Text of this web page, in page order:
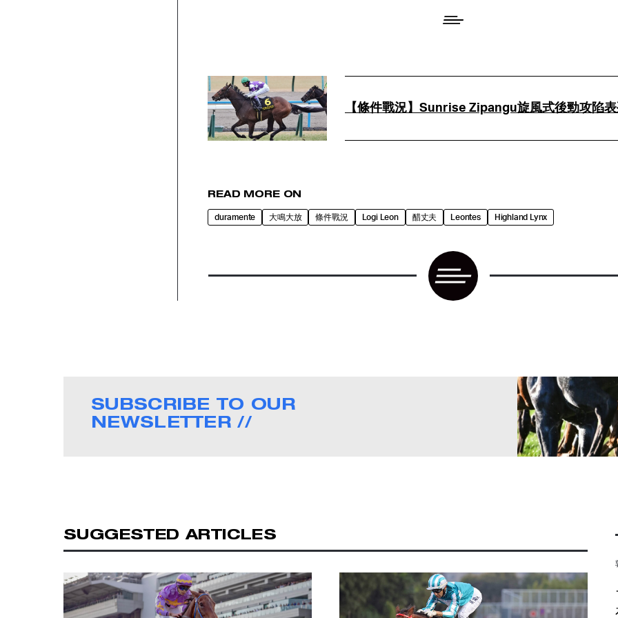
【條件戰況】Sunrise Zipangu旋風式後勁攻陷
READ MORE ON
duramente 大鳴大放 條件戰況 Logi Leon 醋丈夫 Leontes Highland Lynx
SUBSCRIBE TO OUR
NEWSLETTER //
SUGGESTED ARTICLES